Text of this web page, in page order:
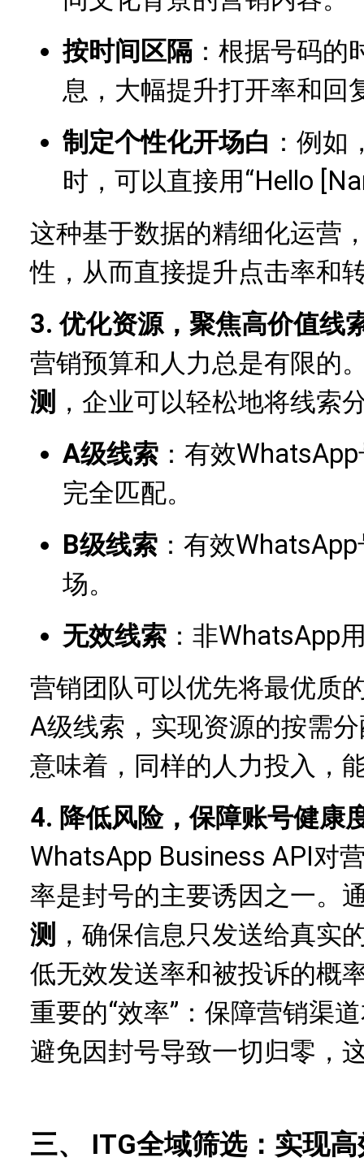
按时间区隔 ：根据号码
息，大幅提升打开率和回
制定个性化开场白 ：例
时，可以直接用“Hello
这种基于数据的精细化运营
性，从而直接提升点击率和
3. 优化资源，聚焦高价值线
营销预算和人力总是有限的
测 ，企业可以轻松地将线索
A级线索 ：有效
完全匹配。
B级线索 ：有效
场。
无效线索 ：非WhatsApp
营销团队可以优先将最优质
A级线索，实现资源的按需
意味着，同样的人力投入，
4. 降低风险，保障账号健康
WhatsApp Business API对
率是封号的主要诱因之一。
测 ，确保信息只发送给真实
低无效发送率和被投诉的概
重要的“效率”：保障营销渠
避免因封号导致一切归零，
三、 ITG全域筛选：实现